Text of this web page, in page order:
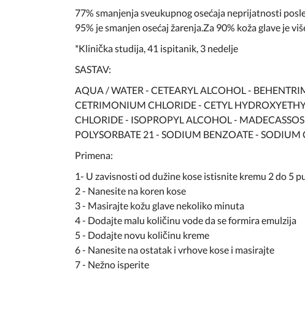
77% smanjenja sveukupnog osećaja neprijatnosti
95% je smanjen osećaj žarenja.Za 90% koža glave je
*Klinička studija, 41 ispitanik, 3 nedelje
SASTAV:
AQUA / WATER - CETEARYL ALCOHOL -
CETRIMONIUM CHLORIDE - CETYL
CHLORIDE - ISOPROPYL ALCOHOL -
POLYSORBATE 21 - SODIUM BENZOATE -
Primena:
1- U zavisnosti od dužine kose istisnite kremu 2 do 5
2 - Nanesite na koren kose
3 - Masirajte kožu glave nekoliko minuta
4 - Dodajte malu količinu vode da se formira emulzija
5 - Dodajte novu količinu kreme
6 - Nanesite na ostatak i vrhove kose i masirajte
7 - Nežno isperite